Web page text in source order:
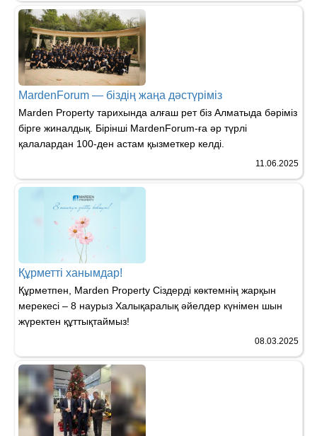
MardenForum — біздің жаңа дәстүріміз
Marden Property тарихында алғаш рет біз Алматыда бәріміз
бірге жиналдық. Бірінші MardenForum-ға әр түрлі
қалалардан 100-ден астам қызметкер келді.
11.06.2025
Құрметті ханымдар!
Құрметпен, Marden Property Сіздерді көктемнің жарқын
мерекесі – 8 наурыз Халықаралық әйелдер күнімен шын
жүректен құттықтаймыз!
08.03.2025